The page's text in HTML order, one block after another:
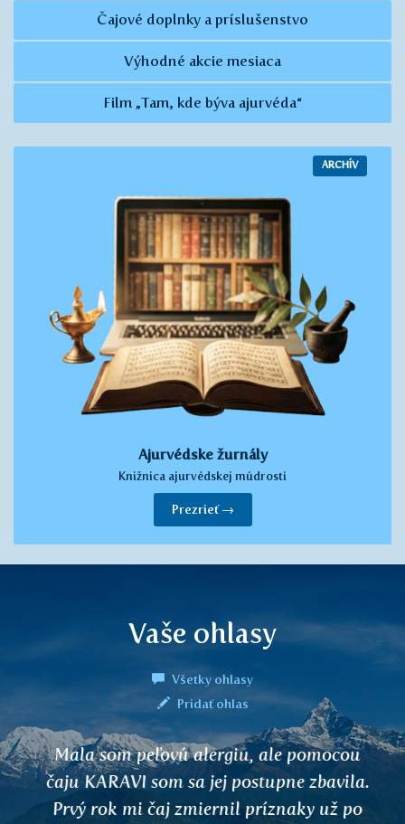
Čajové doplnky a príslušenstvo
Výhodné akcie mesiaca
Film „Tam, kde býva ajurvéda“
ARCHÍV
Ajurvédske žurnály
Knižnica ajurvédskej múdrosti
Prezrieť →
Vaše ohlasy
Všetky ohlasy
Pridať ohlas
Mala som peľovú alergiu, ale pomocou
čaju KARAVI som sa jej postupne zbavila.
Prvý rok mi čaj zmiernil príznaky už po